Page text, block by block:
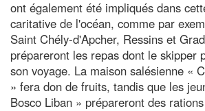
ont également été impliqués dans
caritative de l'océan, comme par
Saint Chély-d'Apcher, Ressins et
prépareront les repas dont le skipper
son voyage. La maison salésienne «
» fera don de fruits, tandis que les
Bosco Liban » prépareront des